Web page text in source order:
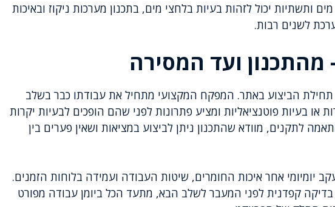
ותשתיות יכול לזהות בעיות בלחצי מים, בתכנון מערכות ניקוז ובאיכות
לשנים רבות.
ועד המסירה
תחילת הביצוע באתר. המפקח המקצועי מתחיל את עבודתו כבר בשלב
בעיות פוטנציאליות ומציע פתרונות לפני שהם הופכים לבעיות יקרות
לתקנים, מוודא שהתכנון ניתן לביצוע במציאות ושאין פערים בין
אחר איכות החומרים, שיטות העבודה ועמידה בלוחות הזמנים.
בדיקה קפדנית לפני המעבר לשלב הבא, מתעד הכל ביומן עבודה מפורט